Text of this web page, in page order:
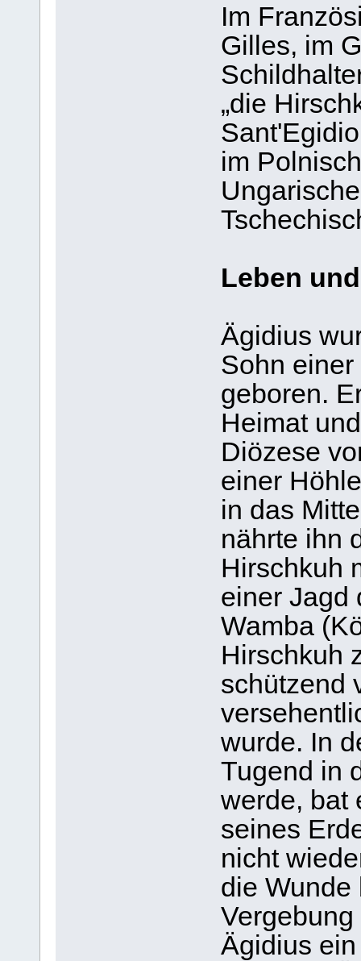
Im
Gilles, im
„die
im
Leben
Ägidius
Sohn
geboren.
Heimat
Diözese
einer
in das
nährte ihn
Hirschkuh
einer Jagd
Wamba
Hirschkuh
schützend
wurde. In
Tugend in
werde, bat
seines
nicht
die Wunde
Ägidius